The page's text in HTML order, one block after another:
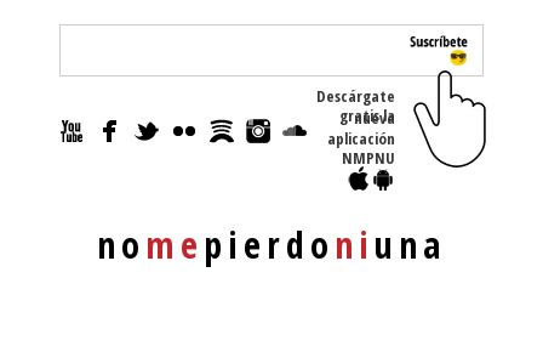
nomepierdoniuna
Descárgate
gratis la nueva
aplicación
NMPNU